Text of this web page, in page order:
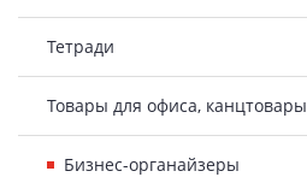
Тетради
Товары для офиса, канцтовары
Бизнес-органайзеры